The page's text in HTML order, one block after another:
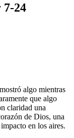
7-24
algo mientras
que algo
claridad una
de Dios, una
en los aires.